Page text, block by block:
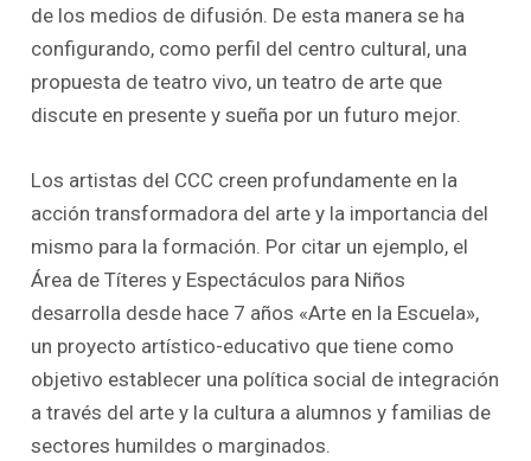
de los medios de difusión. De esta manera se ha
configurando, como perfil del centro cultural, una
propuesta de teatro vivo, un teatro de arte que
discute en presente y sueña por un futuro mejor.
Los artistas del CCC creen profundamente en la
acción transformadora del arte y la importancia del
mismo para la formación. Por citar un ejemplo, el
Área de Títeres y Espectáculos para Niños
desarrolla desde hace 7 años «Arte en la Escuela»,
un proyecto artístico-educativo que tiene como
objetivo establecer una política social de integración
a través del arte y la cultura a alumnos y familias de
sectores humildes o marginados.